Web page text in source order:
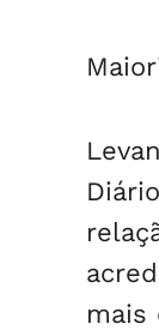
mais